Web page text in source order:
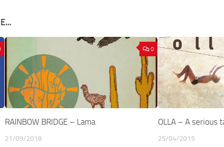
0
RAINBOW BRIDGE – Lama
21/09/2018
OLLA – A serious
25/04/2015